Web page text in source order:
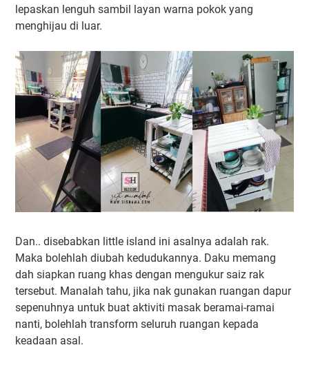
lepaskan lenguh sambil layan warna pokok yang
menghijau di luar.
Dan.. disebabkan little island ini asalnya adalah rak.
Maka bolehlah diubah kedudukannya. Daku memang
dah siapkan ruang khas dengan mengukur saiz rak
tersebut. Manalah tahu, jika nak gunakan ruangan dapur
sepenuhnya untuk buat aktiviti masak beramai-ramai
nanti, bolehlah transform seluruh ruangan kepada
keadaan asal.